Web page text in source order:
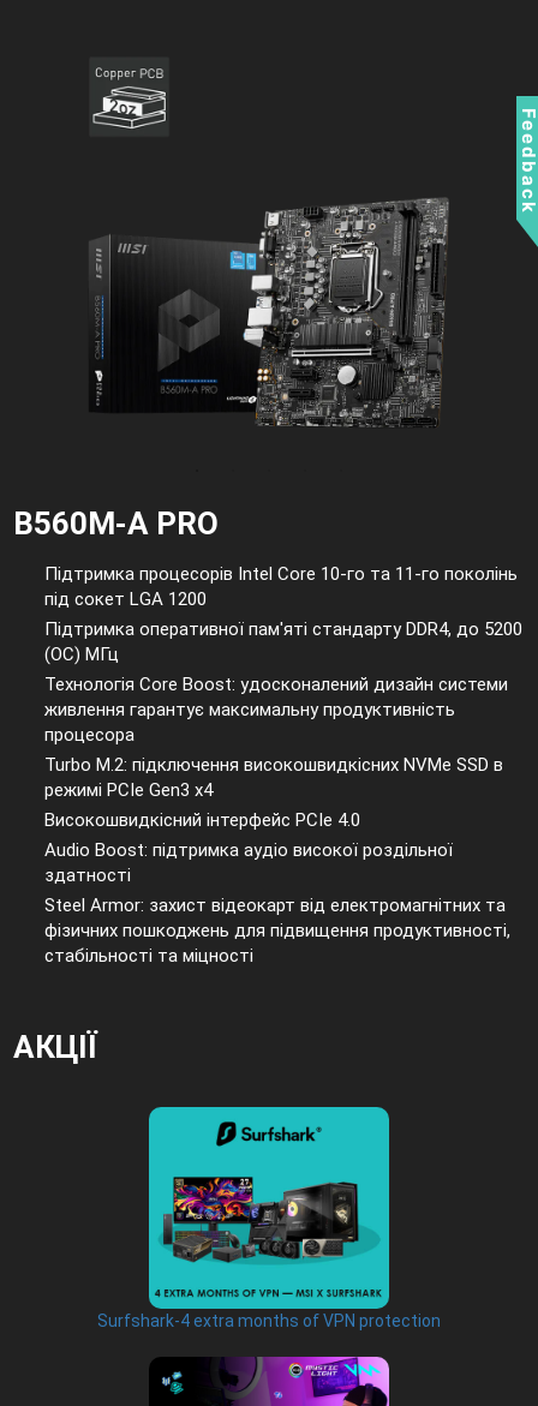
B560M-A PRO
Підтримка процесорів Intel Core 10-го та 11-го поколінь
під сокет LGA 1200
Підтримка оперативної пам'яті стандарту DDR4, до 5200
(OC) МГц
Технологія Core Boost: удосконалений дизайн системи
живлення гарантує максимальну продуктивність
процесора
Turbo M.2: підключення високошвидкісних NVMe SSD в
режимі PCIe Gen3 x4
Високошвидкісний інтерфейс PCIe 4.0
Audio Boost: підтримка аудіо високої роздільної
здатності
Steel Armor: захист відеокарт від електромагнітних та
фізичних пошкоджень для підвищення продуктивності,
стабільності та міцності
АКЦІЇ
Surfshark-4 extra months of VPN protection